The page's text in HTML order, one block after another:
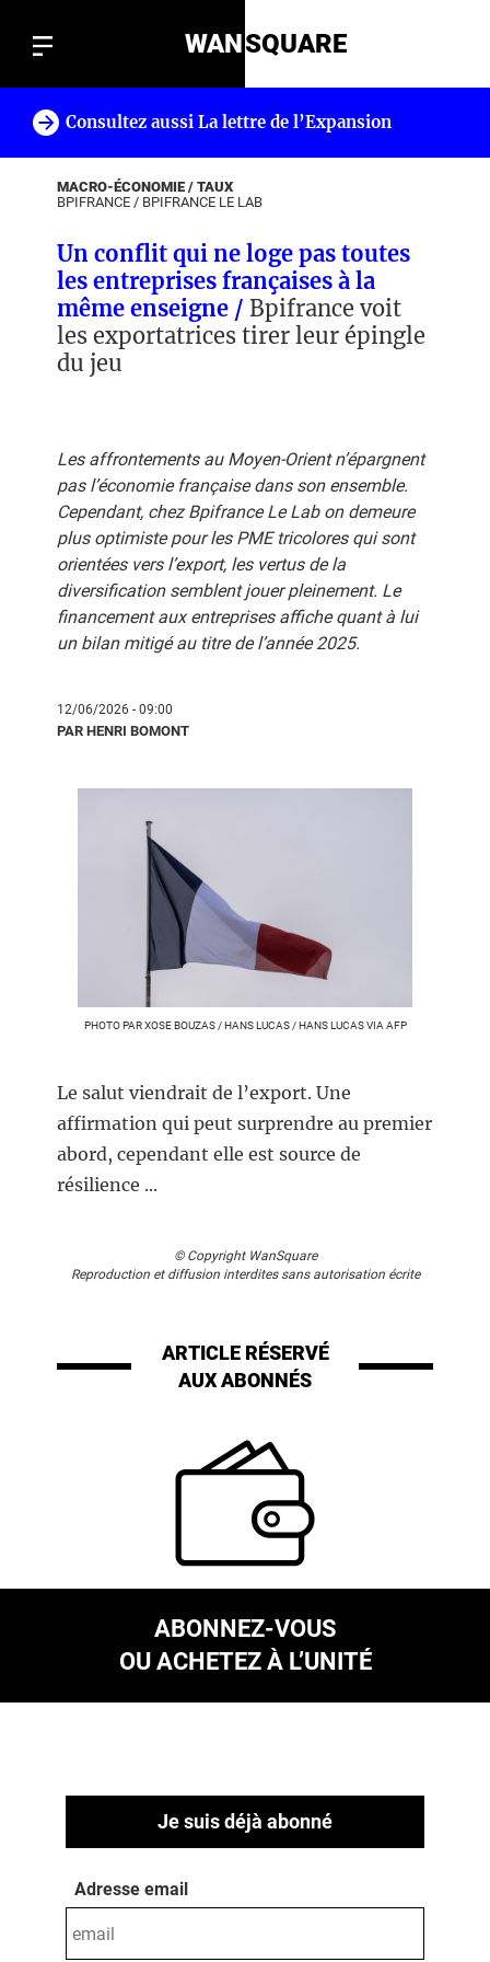
WANSQUARE
Consultez aussi La lettre de l’Expansion
MACRO-ÉCONOMIE / TAUX
BPIFRANCE / BPIFRANCE LE LAB
Un conflit qui ne loge pas toutes
les entreprises françaises à la
même enseigne / Bpifrance voit
les exportatrices tirer leur épingle
du jeu
Les affrontements au Moyen-Orient n’épargnent
pas l’économie française dans son ensemble.
Cependant, chez Bpifrance Le Lab on demeure
plus optimiste pour les PME tricolores qui sont
orientées vers l’export, les vertus de la
diversification semblent jouer pleinement. Le
financement aux entreprises affiche quant à lui
un bilan mitigé au titre de l’année 2025.
12/06/2026 - 09:00
PAR HENRI BOMONT
PHOTO PAR XOSE BOUZAS / HANS LUCAS / HANS LUCAS VIA AFP
Le salut viendrait de l’export. Une
affirmation qui peut surprendre au premier
abord, cependant elle est source de
résilience ...
© Copyright WanSquare
Reproduction et diffusion interdites sans autorisation écrite
ARTICLE RÉSERVÉ
AUX ABONNÉS
ABONNEZ-VOUS
OU ACHETEZ À L’UNITÉ
Je suis déjà abonné
Adresse email